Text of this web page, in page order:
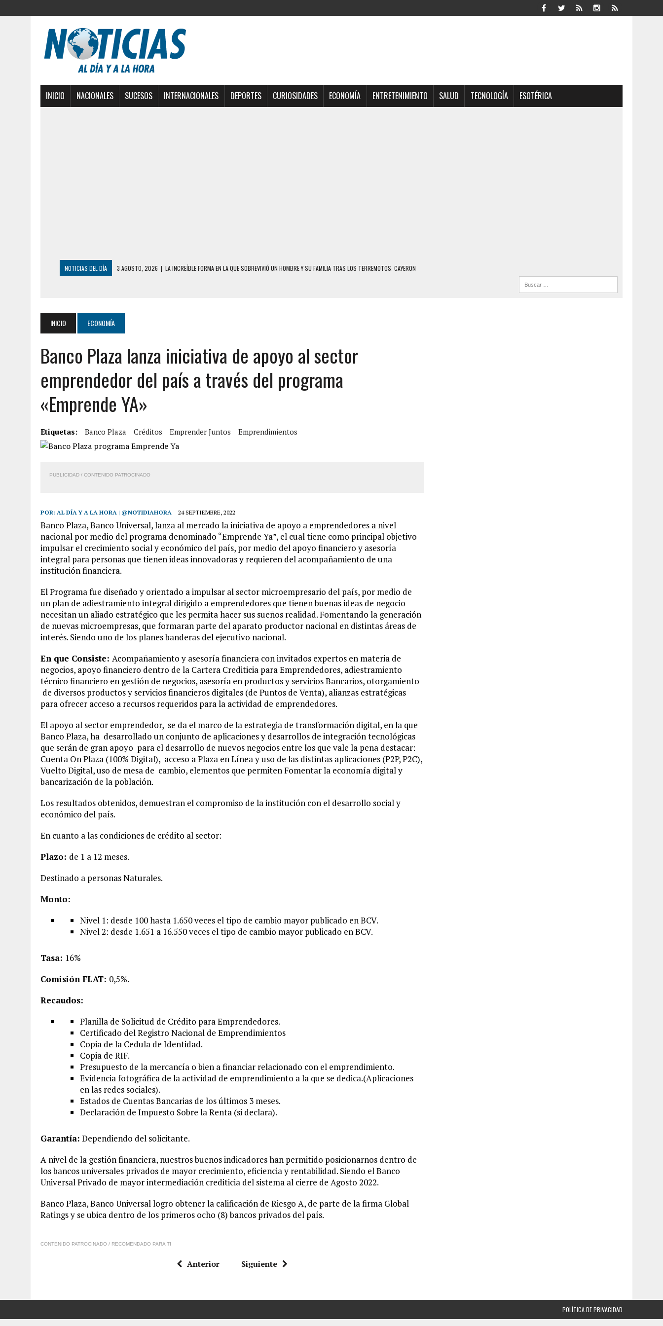
INICIO NACIONALES SUCESOS INTERNACIONALES DEPORTES CURIOSIDADES ECONOMÍA ENTRETENIMIENTO SALUD TECNOLOGÍA ESOTÉRICA
NOTICIAS DEL DÍA 3 AGOSTO, 2026 | LA INCREÍBLE FORMA EN LA QUE SOBREVIVIÓ UN HOMBRE Y SU FAMILIA TRAS LOS TERREMOTOS: CAYERON
2 AGOSTO, 2026 | COLAPSÓ TECHO DE UNA VIVIENDA EN EL CENTRO DE CARACAS CON MÁS DE 20 PERSONAS ADENTRO
2 AGOSTO, 2026 | CONMOCIÓN EN CHILE POR BRUTAL CRIMEN CONTRA ADOLESCENTE VENEZOLANO: AUTOR MATERIAL SE MANTIENE EN FUGA
UN MUERTO Y 5 HERIDOS SALDO DE COLISIÓN MÚLTIPLE EN LA AUTOPISTA VALLE-COCHE
31 JULIO, 2026 | ASESINARON A ADOLESCENTE VENEZOLANO DE 15 AÑOS EN LICEO DE CHILE: SUS COMPAÑEROS LO ESPERARON EN LA SALIDA
5 AGOSTO, 2026 | PRESUNTO BROTE PSICÓTICO POR FALTA DE TRATAMIENTO DESENCADENÓ TRAGEDIA FAMILIAR
INICIO ECONOMÍA
Banco Plaza lanza iniciativa de apoyo al sector
emprendedor del país a través del programa
«Emprende YA»
Etiquetas: Banco Plaza Créditos Emprender Juntos Emprendimientos
PUBLICIDAD / CONTENIDO PATROCINADO
POR: AL DÍA Y A LA HORA | @NOTIDIAHORA 24 SEPTIEMBRE, 2022
Banco Plaza, Banco Universal, lanza al mercado la iniciativa de apoyo a emprendedores a nivel
nacional por medio del programa denominado “Emprende Ya”, el cual tiene como principal objetivo
impulsar el crecimiento social y económico del país, por medio del apoyo financiero y asesoría
integral para personas que tienen ideas innovadoras y requieren del acompañamiento de una
institución financiera.
El Programa fue diseñado y orientado a impulsar al sector microempresario del país, por medio de
un plan de adiestramiento integral dirigido a emprendedores que tienen buenas ideas de negocio
necesitan un aliado estratégico que les permita hacer sus sueños realidad. Fomentando la generación
de nuevas microempresas, que formaran parte del aparato productor nacional en distintas áreas de
interés. Siendo uno de los planes banderas del ejecutivo nacional.
En que Consiste: Acompañamiento y asesoría financiera con invitados expertos en materia de
negocios, apoyo financiero dentro de la Cartera Crediticia para Emprendedores, adiestramiento
técnico financiero en gestión de negocios, asesoría en productos y servicios Bancarios, otorgamiento
de diversos productos y servicios financieros digitales (de Puntos de Venta), alianzas estratégicas
para ofrecer acceso a recursos requeridos para la actividad de emprendedores.
El apoyo al sector emprendedor, se da el marco de la estrategia de transformación digital, en la que
Banco Plaza, ha desarrollado un conjunto de aplicaciones y desarrollos de integración tecnológicas
que serán de gran apoyo para el desarrollo de nuevos negocios entre los que vale la pena destacar:
Cuenta On Plaza (100% Digital), acceso a Plaza en Línea y uso de las distintas aplicaciones (P2P, P2C),
Vuelto Digital, uso de mesa de cambio, elementos que permiten Fomentar la economía digital y
bancarización de la población.
Los resultados obtenidos, demuestran el compromiso de la institución con el desarrollo social y
económico del país.
En cuanto a las condiciones de crédito al sector:
Plazo: de 1 a 12 meses.
Destinado a personas Naturales.
Monto:
Nivel 1: desde 100 hasta 1.650 veces el tipo de cambio mayor publicado en BCV.
Nivel 2: desde 1.651 a 16.550 veces el tipo de cambio mayor publicado en BCV.
Tasa: 16%
Comisión FLAT: 0,5%.
Recaudos:
Planilla de Solicitud de Crédito para Emprendedores.
Certificado del Registro Nacional de Emprendimientos
Copia de la Cedula de Identidad.
Copia de RIF.
Presupuesto de la mercancía o bien a financiar relacionado con el emprendimiento.
Evidencia fotográfica de la actividad de emprendimiento a la que se dedica.(Aplicaciones
en las redes sociales).
Estados de Cuentas Bancarias de los últimos 3 meses.
Declaración de Impuesto Sobre la Renta (si declara).
Garantía: Dependiendo del solicitante.
A nivel de la gestión financiera, nuestros buenos indicadores han permitido posicionarnos dentro de
los bancos universales privados de mayor crecimiento, eficiencia y rentabilidad. Siendo el Banco
Universal Privado de mayor intermediación crediticia del sistema al cierre de Agosto 2022.
Banco Plaza, Banco Universal logro obtener la calificación de Riesgo A, de parte de la firma Global
Ratings y se ubica dentro de los primeros ocho (8) bancos privados del país.
CONTENIDO PATROCINADO / RECOMENDADO PARA TI
Anterior Siguiente
POLÍTICA DE PRIVACIDAD